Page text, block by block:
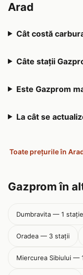
Arad
Cât costă
Câte stații
Este Gazprom
La cât se
Toate prețurile în
Gazprom în
Dumbravita — 1 stație
Oradea — 3 stații
Miercurea Sibiului —